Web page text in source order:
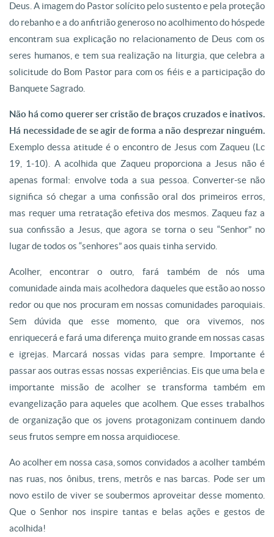
Deus. A imagem do Pastor solícito pelo sustento e pela proteção
do rebanho e a do anfitrião generoso no acolhimento do hóspede
encontram sua explicação no relacionamento de Deus com os
seres humanos, e tem sua realização na liturgia, que celebra a
solicitude do Bom Pastor para com os fiéis e a participação do
Banquete Sagrado.
Não há como querer ser cristão de braços cruzados e inativos.
Há necessidade de se agir de forma a não desprezar ninguém.
Exemplo dessa atitude é o encontro de Jesus com Zaqueu (Lc
19, 1-10). A acolhida que Zaqueu proporciona a Jesus não é
apenas formal: envolve toda a sua pessoa. Converter-se não
significa só chegar a uma confissão oral dos primeiros erros,
mas requer uma retratação efetiva dos mesmos. Zaqueu faz a
sua confissão a Jesus, que agora se torna o seu “Senhor” no
lugar de todos os “senhores” aos quais tinha servido.
Acolher, encontrar o outro, fará também de nós uma
comunidade ainda mais acolhedora daqueles que estão ao nosso
redor ou que nos procuram em nossas comunidades paroquiais.
Sem dúvida que esse momento, que ora vivemos, nos
enriquecerá e fará uma diferença muito grande em nossas casas
e igrejas. Marcará nossas vidas para sempre. Importante é
passar aos outras essas nossas experiências. Eis que uma bela e
importante missão de acolher se transforma também em
evangelização para aqueles que acolhem. Que esses trabalhos
de organização que os jovens protagonizam continuem dando
seus frutos sempre em nossa arquidiocese.
Ao acolher em nossa casa, somos convidados a acolher também
nas ruas, nos ônibus, trens, metrôs e nas barcas. Pode ser um
novo estilo de viver se soubermos aproveitar desse momento.
Que o Senhor nos inspire tantas e belas ações e gestos de
acolhida!